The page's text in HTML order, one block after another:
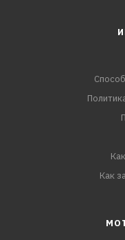
Как